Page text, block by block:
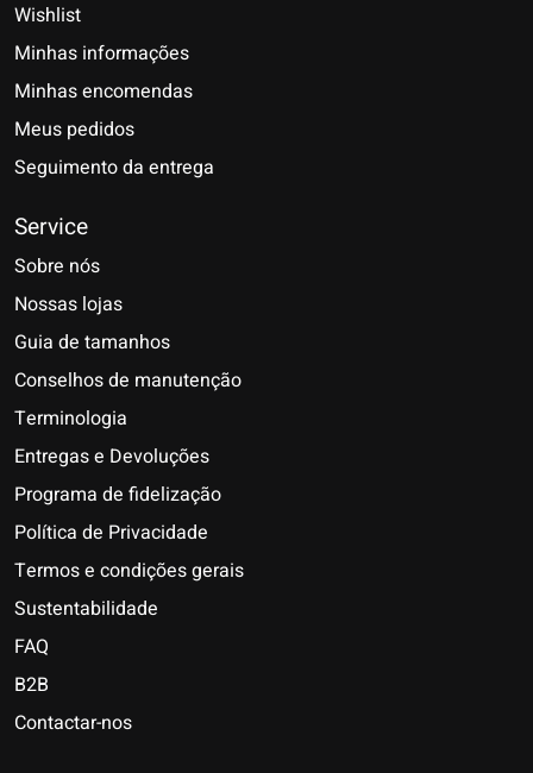
Wishlist
Minhas informações
Minhas encomendas
Meus pedidos
Seguimento da entrega
Service
Sobre nós
Nossas lojas
Guia de tamanhos
Conselhos de manutenção
Terminologia
Entregas e Devoluções
Programa de fidelização
Política de Privacidade
Termos e condições gerais
Sustentabilidade
FAQ
B2B
Contactar-nos